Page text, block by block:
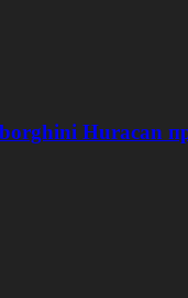
Huracan